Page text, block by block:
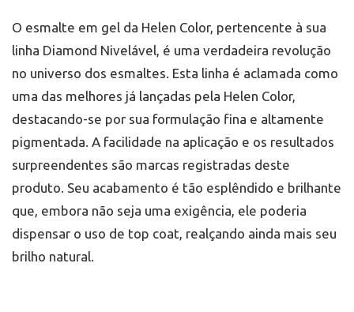
O esmalte em gel da Helen Color, pertencente à sua
linha Diamond Nivelável, é uma verdadeira revolução
no universo dos esmaltes. Esta linha é aclamada como
uma das melhores já lançadas pela Helen Color,
destacando-se por sua formulação fina e altamente
pigmentada. A facilidade na aplicação e os resultados
surpreendentes são marcas registradas deste
produto. Seu acabamento é tão esplêndido e brilhante
que, embora não seja uma exigência, ele poderia
dispensar o uso de top coat, realçando ainda mais seu
brilho natural.